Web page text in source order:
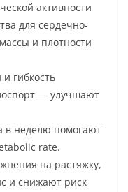
активности
для сердечно-
и плотности
гибкость
— улучшают
в неделю помогают
rate.
на растяжку,
и снижают риск